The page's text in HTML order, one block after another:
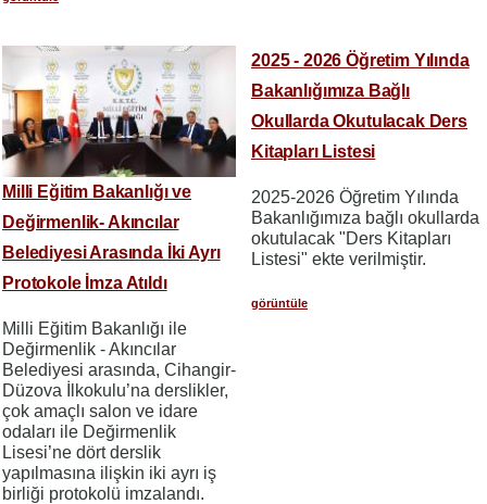
Milli Eğitim Bakanlığı ve
Değirmenlik- Akıncılar
Belediyesi Arasında İki Ayrı
Protokole İmza Atıldı
Milli Eğitim Bakanlığı ile
Değirmenlik - Akıncılar
Belediyesi arasında, Cihangir-
Düzova İlkokulu’na derslikler,
çok amaçlı salon ve idare
odaları ile Değirmenlik
Lisesi’ne dört derslik
yapılmasına ilişkin iki ayrı iş
birliği protokolü imzalandı.
2025 - 2026 Öğretim Yılında
Bakanlığımıza Bağlı
Okullarda Okutulacak Ders
Kitapları Listesi
2025-2026 Öğretim Yılında
Bakanlığımıza bağlı okullarda
okutulacak "Ders Kitapları
Listesi" ekte verilmiştir.
görüntüle